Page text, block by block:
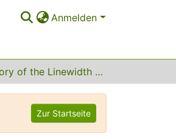
Anmelden
Theory of the Linewidth of Intersubband Plasmons in Quantum Wells
Zur Startseite